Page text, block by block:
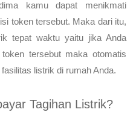
kamu dapat menikmati
token tersebut. Maka dari itu,
tepat waktu yaitu jika Anda
tersebut maka otomatis
listrik di rumah Anda.
Tagihan Listrik?